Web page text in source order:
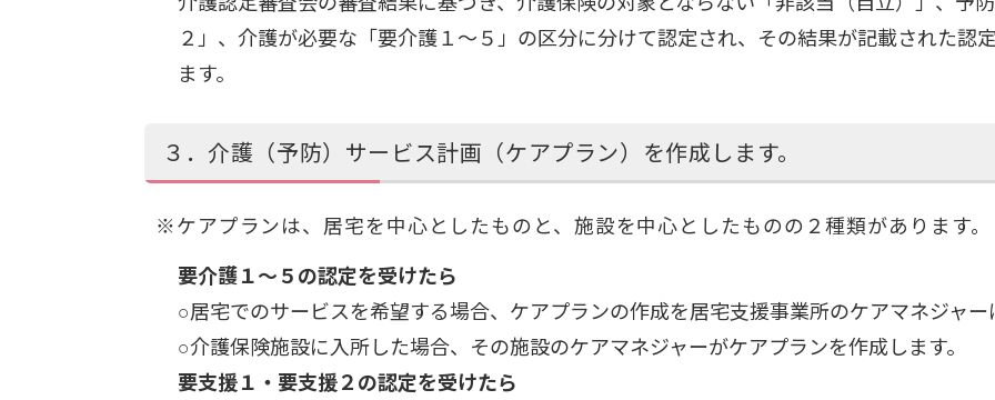
２」、介護が必要な「要介護１～５」の区分に分けて認定され、その結果が記載された認
ます。
３．介護（予防）サービス計画（ケアプラン）を作成します。
※ケアプランは、居宅を中心としたものと、施設を中心としたものの２種類があります。
要介護１～５の認定を受けたら
○居宅でのサービスを希望する場合、ケアプランの作成を居宅支援事業所のケアマネジャー
○介護保険施設に入所した場合、その施設のケアマネジャーがケアプランを作成します。
要支援１・要支援２の認定を受けたら